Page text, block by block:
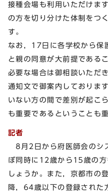
接種会場も利用いただけま
の方を切り分けた体制をつ
す。
なお，17日に各学校から保
と親の同意が大前提である
必要な場合は御相談いただ
通知文で御案内しておりま
いない方の間で差別が起こ
も重要であるということも
記者
8月2日から府医師会のシ
ぼ同時に12歳から15歳の
しょうか。また，京都市の
降，64歳以下の登録された